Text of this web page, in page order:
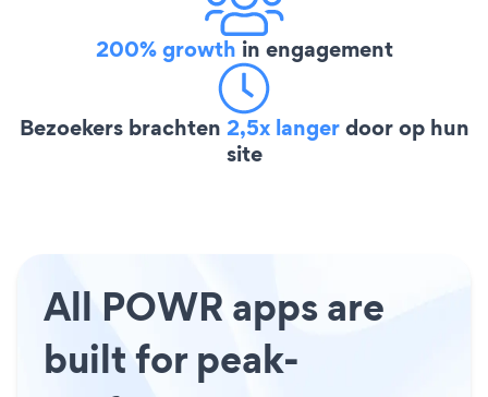
200% growth in engagement
Bezoekers brachten 2,5x langerdoor op hun
site
All POWR apps are
built for peak-